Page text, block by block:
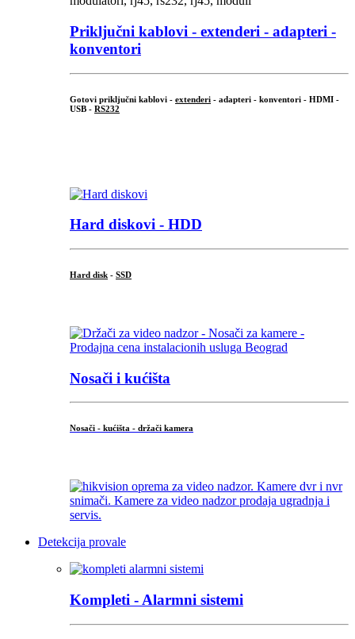
Priključni kablovi - extenderi - adapteri -
konventori
Gotovi priključni kablovi - extenderi - adapteri - konventori - HDMI -
USB - RS232
Hard diskovi - HDD
Hard disk - SSD
Nosači i kućišta
Nosači - kućišta - držači kamera
Detekcija provale
Kompleti - Alarmni sistemi